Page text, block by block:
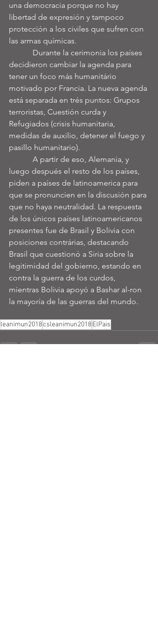
una democracia porque no hay
libertad de expresión y tampoco
protección a los civiles que sufren con
las armas químicas.
Durante la cerimonia los países
decidieron cambiar la agenda para
tener un foco más humanitário
motivado por Francia. La nueva agenda
está separada en trés puntos: Grupos
terroristas, Cuestión curda y
Refugiados (crisis humanitaria,
medidas de auxilio, detener el fuego y
pasillo humanitario).
A partir de eso, Alemania, y
luego después el resto de los países,
piden a países de latinoamerica para
que se pronuncien en la discusión para
que no haya neutralidad. La respuesta
de los únicos países latinoamericanos
presentes fue de Brasil y Bolivia con
posiciones contrárias, destacando
Brasil que cuestionó a Siria sobre la
legitimidad del gobierno, estando en
contra la guerra de los curdos,
mientras Bolivia apoyó a Bashar al-ron
la mayoría de las guerras del mundo.
leanimun2018csleanimun2018ElPais